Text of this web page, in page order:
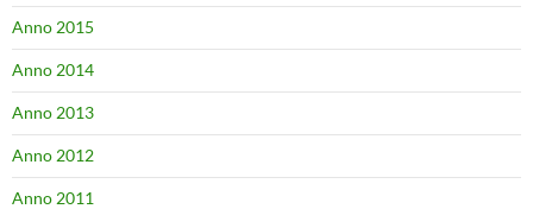
Anno 2015
Anno 2014
Anno 2013
Anno 2012
Anno 2011